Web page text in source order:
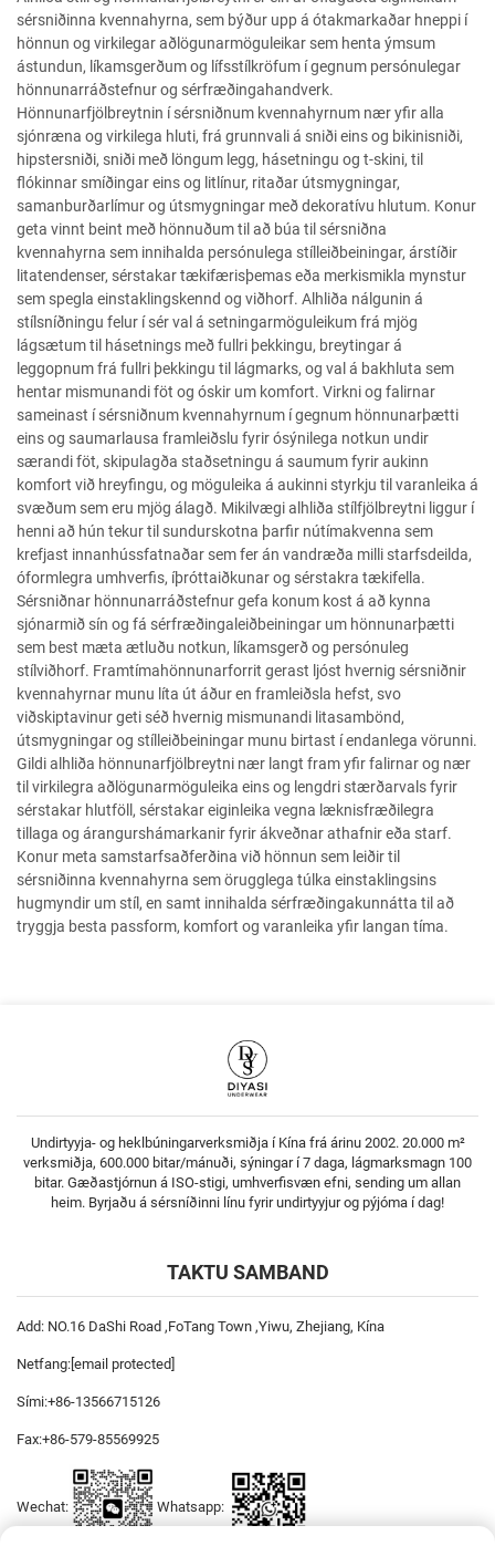
sérsniðinna kvennahyrna, sem býður upp á ótakmarkaðar hneppi í
hönnun og virkilegar aðlögunarmöguleikar sem henta ýmsum
ástundun, líkamsgerðum og lífsstílkröfum í gegnum persónulegar
hönnunarráðstefnur og sérfræðingahandverk.
Hönnunarfjölbreytnin í sérsniðnum kvennahyrnum nær yfir alla
sjónræna og virkilega hluti, frá grunnvali á sniði eins og bikinisniði,
hipstersniði, sniði með löngum legg, hásetningu og t-skini, til
flókinnar smíðingar eins og litlínur, ritaðar útsmygningar,
samanburðarlímur og útsmygningar með dekoratívu hlutum. Konur
geta vinnt beint með hönnuðum til að búa til sérsniðna
kvennahyrna sem innihalda persónulega stílleiðbeiningar, árstíðir
litatendenser, sérstakar tækifærisþemas eða merkismikla mynstur
sem spegla einstaklingskennd og viðhorf. Alhliða nálgunin á
stílsníðningu felur í sér val á setningarmöguleikum frá mjög
lágsætum til hásetnings með fullri þekkingu, breytingar á
leggopnum frá fullri þekkingu til lágmarks, og val á bakhluta sem
hentar mismunandi föt og óskir um komfort. Virkni og falirnar
sameinast í sérsniðnum kvennahyrnum í gegnum hönnunarþætti
eins og saumarlausa framleiðslu fyrir ósýnilega notkun undir
særandi föt, skipulagða staðsetningu á saumum fyrir aukinn
komfort við hreyfingu, og möguleika á aukinni styrkju til varanleika á
svæðum sem eru mjög álagð. Mikilvægi alhliða stílfjölbreytni liggur í
henni að hún tekur til sundurskotna þarfir nútímakvenna sem
krefjast innanhússfatnaðar sem fer án vandræða milli starfsdeilda,
óformlegra umhverfis, íþróttaiðkunar og sérstakra tækifella.
Sérsniðnar hönnunarráðstefnur gefa konum kost á að kynna
sjónarmið sín og fá sérfræðingaleiðbeiningar um hönnunarþætti
sem best mæta ætluðu notkun, líkamsgerð og persónuleg
stílviðhorf. Framtímahönnunarforrit gerast ljóst hvernig sérsniðnir
kvennahyrnar munu líta út áður en framleiðsla hefst, svo
viðskiptavinur geti séð hvernig mismunandi litasambönd,
útsmygningar og stílleiðbeiningar munu birtast í endanlega vörunni.
Gildi alhliða hönnunarfjölbreytni nær langt fram yfir falirnar og nær
til virkilegra aðlögunarmöguleika eins og lengdri stærðarvals fyrir
sérstakar hlutföll, sérstakar eiginleika vegna læknisfræðilegra
tillaga og árangurshámarkanir fyrir ákveðnar athafnir eða starf.
Konur meta samstarfsaðferðina við hönnun sem leiðir til
sérsniðinna kvennahyrna sem örugglega túlka einstaklingsins
hugmyndir um stíl, en samt innihalda sérfræðingakunnátta til að
tryggja besta passform, komfort og varanleika yfir langan tíma.
Undirtyyja- og heklbúningarverksmiðja í Kína frá árinu 2002. 20.000 m²
verksmiðja, 600.000 bitar/mánuði, sýningar í 7 daga, lágmarksmagn 100
bitar. Gæðastjórnun á ISO-stigi, umhverfisvæn efni, sending um allan
heim. Byrjaðu á sérsníðinni línu fyrir undirtyyjur og pýjóma í dag!
TAKTU SAMBAND
Add: NO.16 DaShi Road ,FoTang Town ,Yiwu, Zhejiang, Kína
Netfang: [email protected]
Sími:+86-13566715126
Fax:+86-579-85569925
Wechat: Whatsapp: